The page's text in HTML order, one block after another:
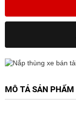
MÔ TẢ SẢN PHẨM